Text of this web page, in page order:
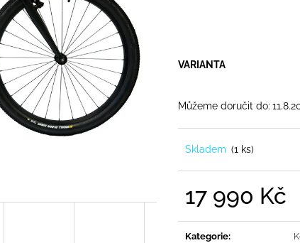
VARIANTA
Můžeme doručit do:
Skladem (1 ks)
17 990 Kč
Kategorie: